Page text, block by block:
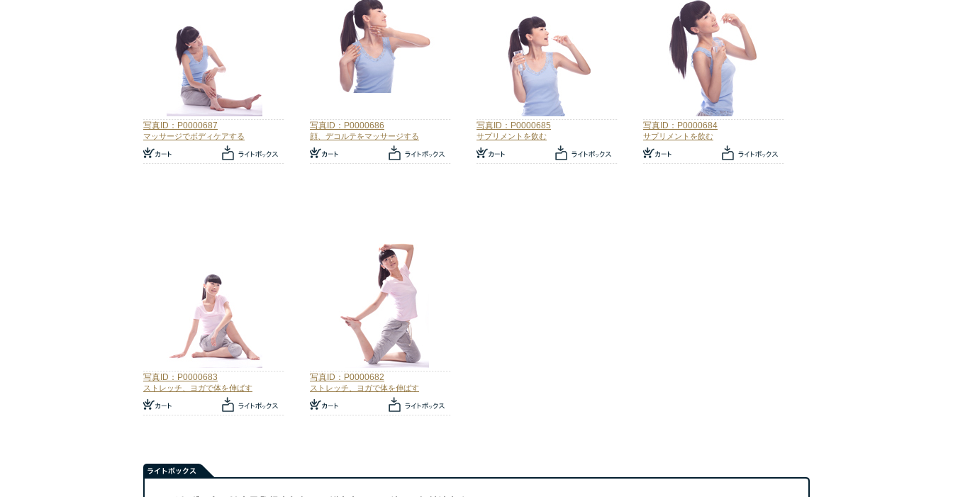
写真ID：P0000687
マッサージでボディケアする
写真ID：P0000686
顔、デコルテをマッサージする
写真ID：P0000685
サプリメントを飲む
写真ID：P0000684
サプリメントを飲む
写真ID：P0000683
ストレッチ、ヨガで体を伸ばす
写真ID：P0000682
ストレッチ、ヨガで体を伸ばす